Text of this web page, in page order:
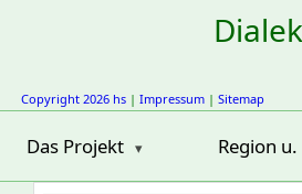
Copyright 2026 hs | Impressum | Sitemap
Das Projekt Region